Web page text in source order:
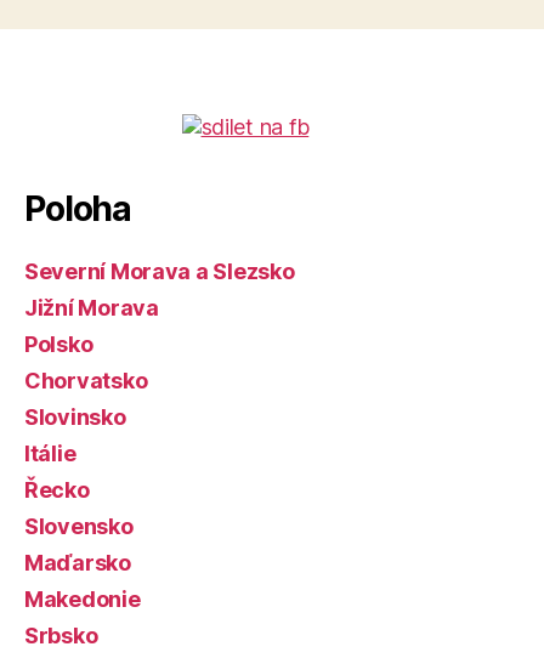
Poloha
Severní Morava a Slezsko
Jižní Morava
Polsko
Chorvatsko
Slovinsko
Itálie
Řecko
Slovensko
Maďarsko
Makedonie
Srbsko